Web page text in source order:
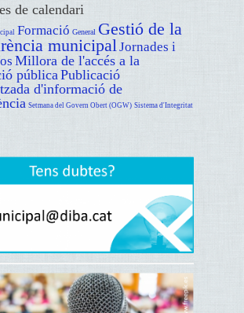
de calendari
Formació General Gestió de la
municipal Jornades i
Millora de l'accés a la
pública Publicació
d'informació de
Setmana del Govern Obert (OGW) Sistema d'Integritat